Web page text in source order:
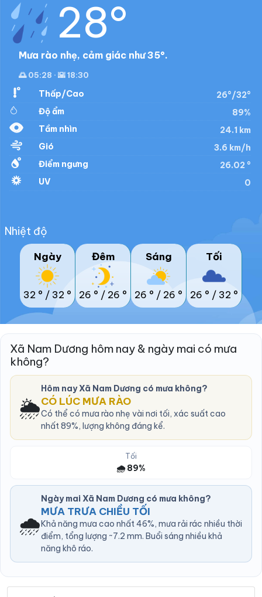
28°
Mưa rào nhẹ, cảm giác như 35°.
🌅 05:28 · 🌇 18:30
Thấp/Cao
26°/32°
Độ ẩm
89%
Tầm nhìn
24.1 km
Gió
3.6 km/h
Điểm ngưng
26.02 °
UV
0
Nhiệt độ
Ngày
32 ° / 32 °
Đêm
26 ° / 26 °
Sáng
26 ° / 26 °
Tối
26 ° / 32 °
Xã Nam Dương hôm nay & ngày mai có mưa
không?
🌦️
Hôm nay Xã Nam Dương có mưa không?
CÓ LÚC MƯA RÀO
Có thể có mưa rào nhẹ vài nơi tối, xác suất cao
nhất 89%, lượng không đáng kể.
Tối
🌧️ 89%
🌧️
Ngày mai Xã Nam Dương có mưa không?
MƯA TRƯA CHIỀU TỐI
Khả năng mưa cao nhất 46%, mưa rải rác nhiều thời
điểm, tổng lượng ~7.2 mm. Buổi sáng nhiều khả
năng khô ráo.